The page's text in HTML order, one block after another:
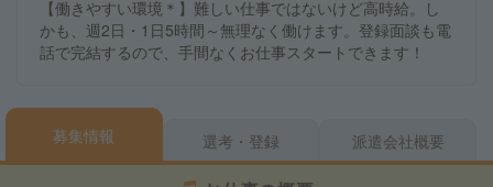
【働きやすい環境＊】難しい仕事ではないけど高時給。し
かも、週2日・1日5時間～無理なく働けます。登録面談も電
話で完結するので、手間なくお仕事スタートできます！
募集情報 選考・登録 派遣会社概要